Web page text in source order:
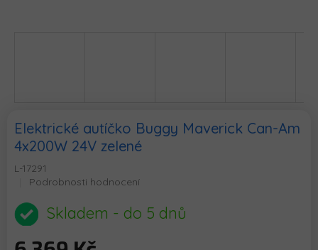
Elektrické autíčko Buggy Maverick Can-Am
4x200W 24V zelené
L-17291
Průměrné
produktu
je
Podrobnosti hodnocení
Skladem - do 5 dnů